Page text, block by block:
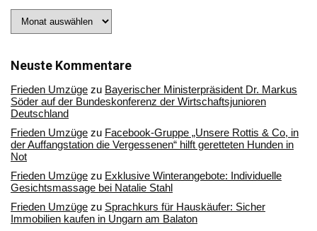
Sie
Archiv
Neuste Kommentare
Frieden Umzüge zu Bayerischer Ministerpräsident Dr. Markus
Söder auf der Bundeskonferenz der Wirtschaftsjunioren
Deutschland
Frieden Umzüge zu Facebook-Gruppe „Unsere Rottis & Co, in
der Auffangstation die Vergessenen“ hilft geretteten Hunden in
Not
Frieden Umzüge zu Exklusive Winterangebote: Individuelle
Gesichtsmassage bei Natalie Stahl
Frieden Umzüge zu Sprachkurs für Hauskäufer: Sicher
Immobilien kaufen in Ungarn am Balaton